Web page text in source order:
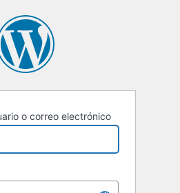
o correo electrónico